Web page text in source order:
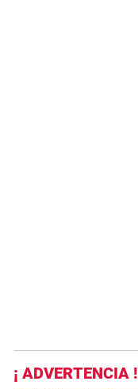
¡ ADVERTENCIA !